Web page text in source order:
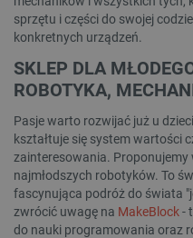
sprzętu i części do swojej
konkretnych urządzeń.
SKLEP DLA
ROBOTYKA,
Pasje warto rozwijać już u
kształtuje się system wartości
zainteresowania. Proponujemy
najmłodszych robotyków. To
fascynująca podróż do świata
zwrócić uwagę na MakeBlock-
do nauki programowania oraz